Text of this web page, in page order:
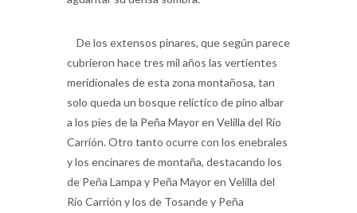
meridionales de esta zona montañosa, tan
solo queda un bosque relíctico de pino albar
a los pies de la Peña Mayor en Velilla del Río
Carrión. Otro tanto ocurre con los enebrales
y los encinares de montaña, destacando los
de Peña Lampa y Peña Mayor en Velilla del
Río Carrión y los de Tosande y Peña
Redonda.